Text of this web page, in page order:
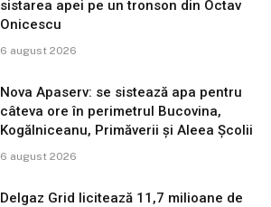
sistarea apei pe un tronson din Octav
Onicescu
6 august 2026
Nova Apaserv: se sistează apa pentru
câteva ore în perimetrul Bucovina,
Kogălniceanu, Primăverii și Aleea Școlii
6 august 2026
Delgaz Grid licitează 11,7 milioane de